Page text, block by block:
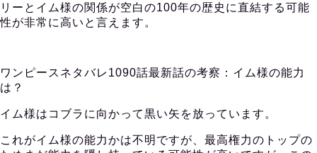
リーとイム様の関係が空白の100年の歴史に直結する可能
性が非常に高いと言えます。
ワンピースネタバレ1090話最新話の考察：イム様の能力
は？
イム様はコブラに向かって黒い矢を放っています。
これがイム様の能力かは不明ですが、最高権力のトップの